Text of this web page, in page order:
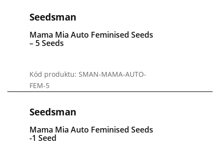
Seedsman
Mama Mia Auto Feminised Seeds
– 5 Seeds
Kód produktu: SMAN-MAMA-AUTO-
FEM-5
Seedsman
Mama Mia Auto Feminised Seeds
-1 Seed